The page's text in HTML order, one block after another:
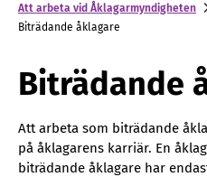
Att arbeta vid Åklagarmyndigheten
Biträdande åklagare
Biträdande
Att arbeta som biträdande
på åklagarens karriär. En
biträdande åklagare har